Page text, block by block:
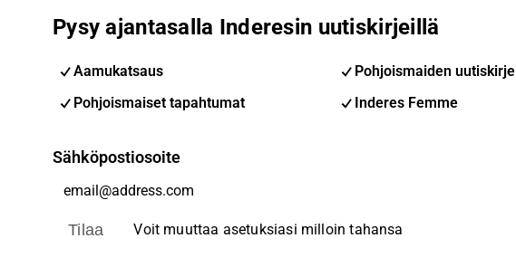
Pysy ajantasalla Inderesin uutiskirjeillä
Aamukatsaus
Pohjoismaiden uutiskirje
Pohjoismaiset tapahtumat
Inderes Femme
Sähköpostiosoite
Tilaa Voit muuttaa asetuksiasi milloin tahansa